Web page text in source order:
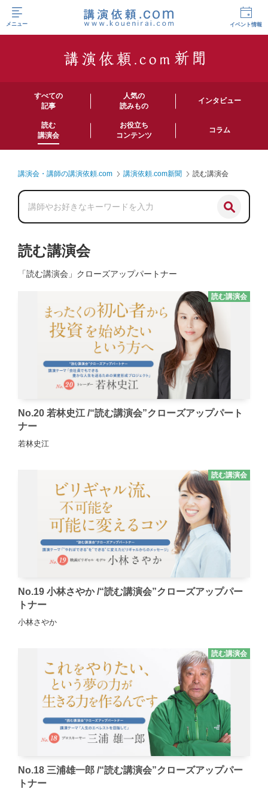
メニュー イベント情報
すべての
記事
人気の
読みもの
インタビュー
読む
講演会
お役立ち
コンテンツ
コラム
講演会・講師の講演依頼.com 講演依頼.com新聞 読む講演会
読む講演会
「読む講演会」クローズアップパートナー
読む講演会
No.20 若林史江 /“読む講演会”クローズアップパート
ナー
若林史江
読む講演会
No.19 小林さやか /“読む講演会”クローズアップパー
トナー
小林さやか
読む講演会
No.18 三浦雄一郎 /“読む講演会”クローズアップパー
トナー